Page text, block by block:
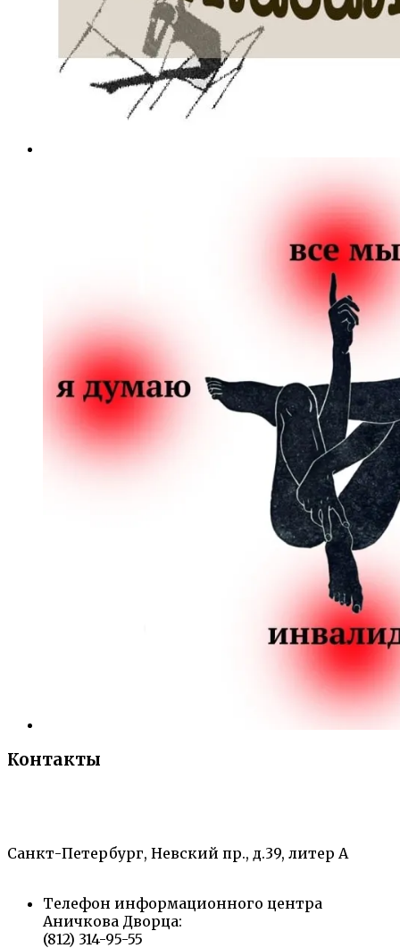
Контакты
Санкт-Петербург, Невский пр., д.39, литер А
Телефон информационного центра
Аничкова Дворца:
(812) 314-95-55